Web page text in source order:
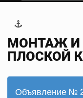
МОНТАЖ И
ПЛОСКОЙ
Объявление №